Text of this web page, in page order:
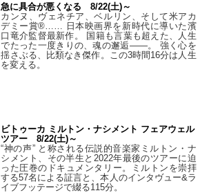
急に具合が悪くなる 8/22(土)～
カンヌ、ヴェネチア、ベルリン、そして米アカ
デミー賞®…… 日本映画界を新時代に導いた濱
口竜介監督最新作。 国籍も言葉も超えた、人生
でたった一度きりの、魂の邂逅――。 強く心を
揺さぶる、比類なき傑作。この3時間16分は人生
を変える。
ビトゥーカ ミルトン・ナシメント フェアウェル
ツアー 8/22(土)～
“神の声” と称される伝説的音楽家ミルトン・ナ
シメント、その半生と2022年最後のツアーに迫
った圧巻のドキュメンタリー。ミルトンを崇拝
する57名による証言と、本人のインタヴュー&ラ
イブフッテージで綴る115分。